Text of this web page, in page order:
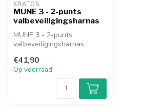
KRATOS
MUNE 3 - 2-punts
valbeveiligingsharnas
MUNE 3 - 2-punts
valbeveiligingsharnas
€41,90
Op voorraad